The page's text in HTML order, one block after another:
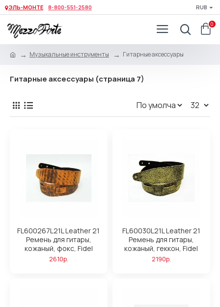
ЭЛЬ-МОНТЕ 8-800-551-2580 RUB
0
Музыкальные инструменты Гитарные аксессуары
Гитарные аксессуары (страница 7)
FL600267L21L Leather 21
Ремень для гитары,
кожаный, фокс, Fidel
2610р.
FL60030L21L Leather 21
Ремень для гитары,
кожаный, геккон, Fidel
2190р.